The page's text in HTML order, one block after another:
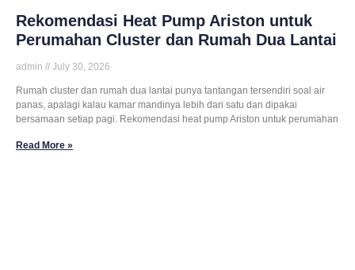
Rekomendasi Heat Pump Ariston untuk
Perumahan Cluster dan Rumah Dua Lantai
admin July 30, 2026
Rumah cluster dan rumah dua lantai punya tantangan tersendiri soal air
panas, apalagi kalau kamar mandinya lebih dari satu dan dipakai
bersamaan setiap pagi. Rekomendasi heat pump Ariston untuk perumahan
Read More »